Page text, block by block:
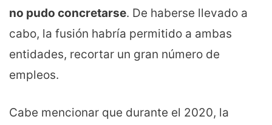
no pudo concretarse. De haberse llevado a
cabo, la fusión habría permitido a ambas
entidades, recortar un gran número de
empleos.
Cabe mencionar que durante el 2020, la